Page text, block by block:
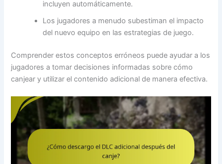
incluyen automáticamente.
Los jugadores a menudo subestiman el impacto
del nuevo equipo en las estrategias de juego.
Comprender estos conceptos erróneos puede ayudar a los
jugadores a tomar decisiones informadas sobre cómo
canjear y utilizar el contenido adicional de manera efectiva.